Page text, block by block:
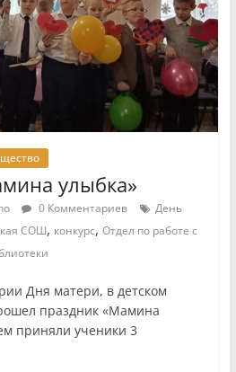
улыбка»
0 Комментариев
День
СОШ, конкурс, Отдел по работе с
Дня матери, в детском
праздник «Мамина
приняли ученики 3